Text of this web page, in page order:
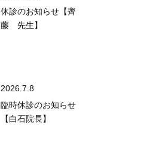
休診のお知らせ【齊
藤 先生】
臨時休診のお知らせ
【白石院長】
2026.7.8